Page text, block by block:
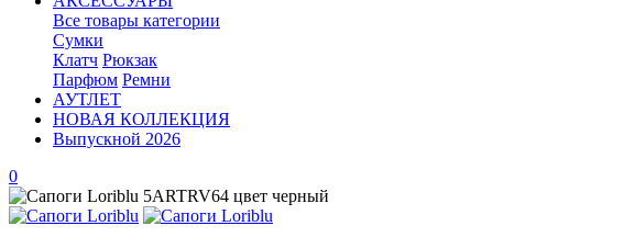
Все товары категории
Сумки
Клатч Рюкзак
Парфюм Ремни
АУТЛЕТ
НОВАЯ КОЛЛЕКЦИЯ
Выпускной 2026
0